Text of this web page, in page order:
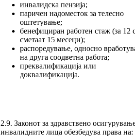
инвалидска пензија;
паричен надоместок за телесно
оштетување;
бенефициран работен стаж (за 12
сметаат 15 месеци);
распоредување, односно
на друга соодветна работа;
преквалификација или
доквалификација.
2.9. Законот за здравствено
инвалидните лица обезбедува права на: